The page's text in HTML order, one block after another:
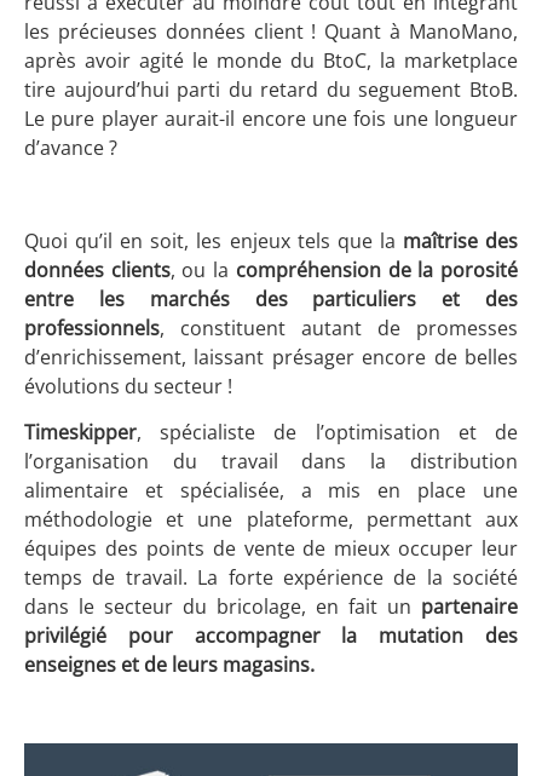
les précieuses données client ! Quant à ManoMano,
après avoir agité le monde du BtoC, la marketplace
tire aujourd’hui parti du retard du seguement BtoB.
Le pure player aurait-il encore une fois une longueur
d’avance ?
Quoi qu’il en soit, les enjeux tels que la maîtrise des
données clients, ou la compréhension de la porosité
entre les marchés des particuliers et des
professionnels, constituent autant de promesses
d’enrichissement, laissant présager encore de belles
évolutions du secteur !
Timeskipper, spécialiste de l’optimisation et de
l’organisation du travail dans la distribution
alimentaire et spécialisée, a mis en place une
méthodologie et une plateforme, permettant aux
équipes des points de vente de mieux occuper leur
temps de travail. La forte expérience de la société
dans le secteur du bricolage, en fait un partenaire
privilégié pour accompagner la mutation des
enseignes et de leurs magasins.